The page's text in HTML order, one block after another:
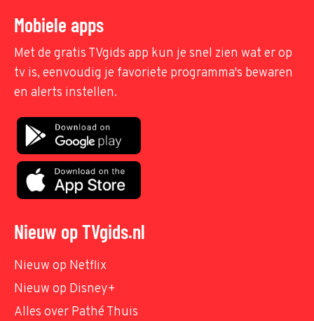
Mobiele apps
Met de gratis TVgids app kun je snel zien wat er op
tv is, eenvoudig je favoriete programma's bewaren
en alerts instellen.
Nieuw op TVgids.nl
Nieuw op Netflix
Nieuw op Disney+
Alles over Pathé Thuis